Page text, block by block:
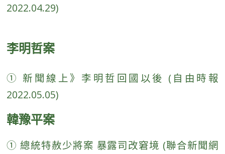
2022.04.29)
李明哲案
① 新聞線上》李明哲回國以後 (自由時報
2022.05.05)
韓豫平案
① 總統特赦少將案 暴露司改窘境 (聯合新聞網